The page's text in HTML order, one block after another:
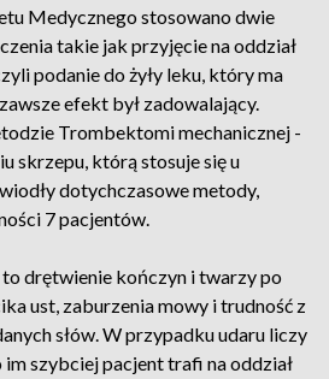
Medycznego stosowano dwie
takie jak przyjęcie na oddział
podanie do żyły leku, który ma
efekt był zadowalający.
Trombektomi mechanicznej -
skrzepu, którą stosuje się u
dotychczasowe metody,
7 pacjentów.
drętwienie kończyn i twarzy po
ust, zaburzenia mowy i trudność z
słów. W przypadku udaru liczy
szybciej pacjent trafi na oddział